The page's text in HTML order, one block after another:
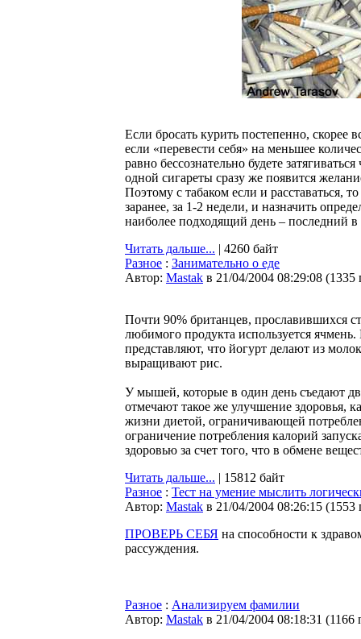
Если бросать курить постепенно,
если «перевести себя» на меньшее
равно бессознательно будете
одной сигареты сразу же появится
Поэтому с табаком если и расставаться,
заранее, за 1-2 недели, и назначить
наиболее подходящий день – последний
Читать дальше... | 4260 байт
Разное : Занимательно о еде
Автор: Мastak в 21/04/2004 08:29:08 (1335
Почти 90% британцев, прославившихся
любимого продукта используется
представляют, что йогурт делают из
выращивают рис.
У мышей, которые в один день съедают
отмечают такое же улучшение здоровья,
жизни диетой, ограничивающей
ограничение потребления калорий
здоровью за счет того, что в обмене
Читать дальше... | 15812 байт
Разное : Тест на умение мыслить
Автор: Мastak в 21/04/2004 08:26:15 (1553
ПРОВЕРЬ СЕБЯ на способности к
рассуждения.
Разное : Анализируем фамилии
Автор: Мastak в 21/04/2004 08:18:31 (1166